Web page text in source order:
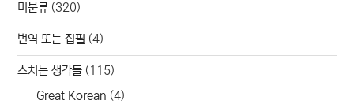
미분류 (320)
번역 또는 집필 (4)
스치는 생각들 (115)
Great Korean (4)